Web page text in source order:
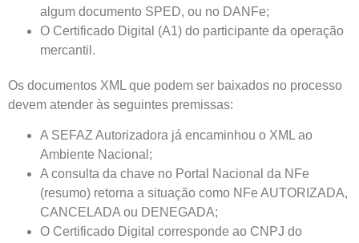
algum documento SPED, ou no DANFe;
O Certificado Digital (A1) do participante da operação
mercantil.
Os documentos XML que podem ser baixados no processo
devem atender às seguintes premissas:
A SEFAZ Autorizadora já encaminhou o XML ao
Ambiente Nacional;
A consulta da chave no Portal Nacional da NFe
(resumo) retorna a situação como NFe AUTORIZADA,
CANCELADA ou DENEGADA;
O Certificado Digital corresponde ao CNPJ do